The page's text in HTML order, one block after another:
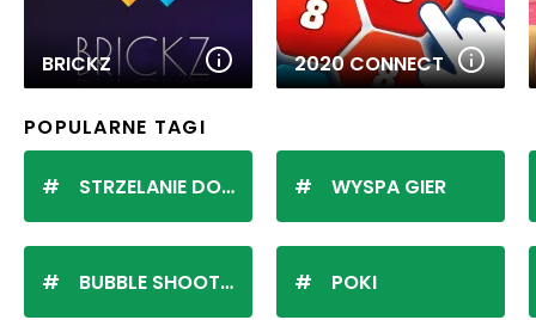
BRICKZ 2020 CONNECT
POPULARNE TAGI
STRZELANIE DO KULEK
BUBBLE SHOOTER
WYSPA GIER
POKI